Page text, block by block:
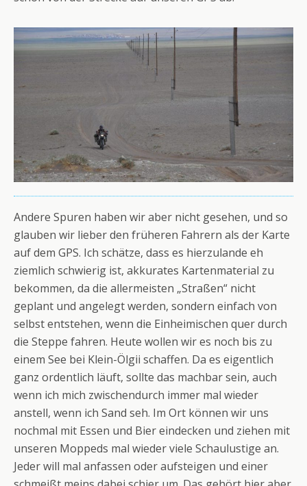
Andere Spuren haben wir aber nicht gesehen, und so
glauben wir lieber den früheren Fahrern als der Karte
auf dem GPS. Ich schätze, dass es hierzulande eh
ziemlich schwierig ist, akkurates Kartenmaterial zu
bekommen, da die allermeisten „Straßen“ nicht
geplant und angelegt werden, sondern einfach von
selbst entstehen, wenn die Einheimischen quer durch
die Steppe fahren. Heute wollen wir es noch bis zu
einem See bei Klein-Ölgii schaffen. Da es eigentlich
ganz ordentlich läuft, sollte das machbar sein, auch
wenn ich mich zwischendurch immer mal wieder
anstell, wenn ich Sand seh. Im Ort können wir uns
nochmal mit Essen und Bier eindecken und ziehen mit
unseren Moppeds mal wieder viele Schaulustige an.
Jeder will mal anfassen oder aufsteigen und einer